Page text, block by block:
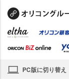
PC版に切り替え